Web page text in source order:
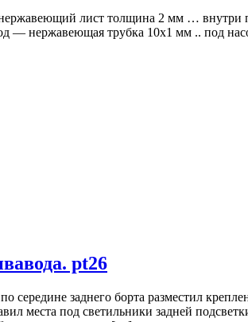
лист толщина 2 мм … внутри
— нержавеющая трубка 10х1 мм .. под
pt26
середине заднего борта разместил
места под светильники задней